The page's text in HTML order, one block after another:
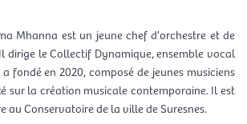
Mhanna est un jeune chef d’orchestre et de
dirige le Collectif Dynamique, ensemble vocal
fondé en 2020, composé de jeunes musiciens
sur la création musicale contemporaine. Il est
au Conservatoire de la ville de Suresnes.